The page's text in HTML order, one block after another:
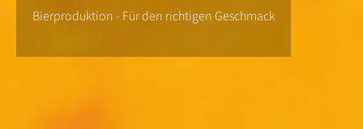
Bierproduktion - Für den richtigen Geschmack